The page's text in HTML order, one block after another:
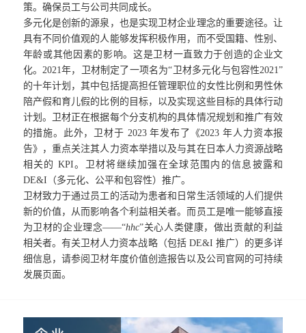
策。确保员工与公司共同成长。
多元化是创新的源泉，也是实现卫材企业理念的重要途径。让
具有不同价值观的人能够发挥积极作用，而不受国籍、性别、
年龄或其他因素的影响。这是卫材一直致力于创造的企业文
化。2021年，卫材制定了一项名为“卫材多元化与包容性2021”
的十年计划，其中包括提高担任管理职位的女性比例和男性休
陪产假和育儿假的比例的目标，以及实现这些目标的具体行动
计划。卫材正在根据每个分支机构的具体情况规划和推广有效
的措施。此外，卫材于 2023 年发布了《2023 年人力资本报
告》，重点关注其人力资本举措以及与其在日本人力资源战略
相关的 KPI。卫材将继续加强在全球范围内的信息披露和
DE&I（多元化、公平和包容性）推广。
卫材致力于通过员工的活动为患者和日常生活领域的人们提供
新的价值，从而影响各个利益相关者。而员工是唯一能够直接
为卫材的企业理念——“hhc”关心人类健康，做出贡献的利益
相关者。有关卫材人力资本战略（包括 DE&I 推广）的更多详
细信息，请参阅卫材年度价值创造报告以及公司官网的可持续
发展页面。